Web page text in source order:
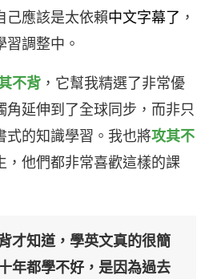
己應該是太依賴中文字幕了 ，
習調整中。
不背 ，它幫我精選了非常優
角延伸到了全球同步，而非只
式的知識學習。我也將攻其不
，他們都非常喜歡這樣的課
才知道，學英文真的很簡
年都學不好，是因為過去